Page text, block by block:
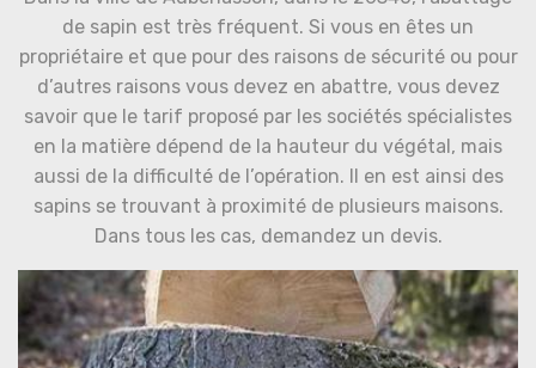
de sapin est très fréquent. Si vous en êtes un
propriétaire et que pour des raisons de sécurité ou pour
d’autres raisons vous devez en abattre, vous devez
savoir que le tarif proposé par les sociétés spécialistes
en la matière dépend de la hauteur du végétal, mais
aussi de la difficulté de l’opération. Il en est ainsi des
sapins se trouvant à proximité de plusieurs maisons.
Dans tous les cas, demandez un devis.